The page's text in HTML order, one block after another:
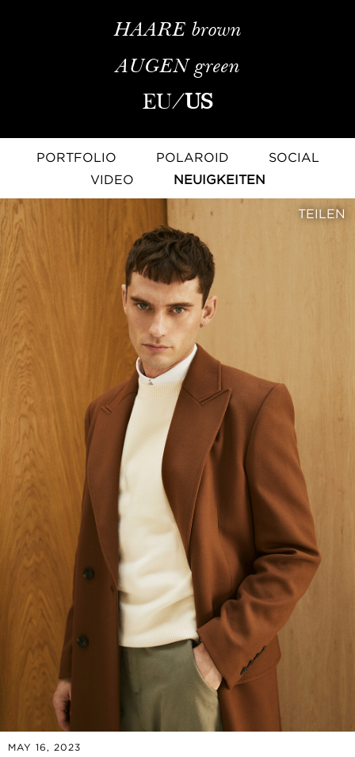
HAARE brown
AUGEN green
EU/US
PORTFOLIO POLAROID
SOCIAL
VIDEO
NEUIGKEITEN
TEILEN
MAY 16, 2023